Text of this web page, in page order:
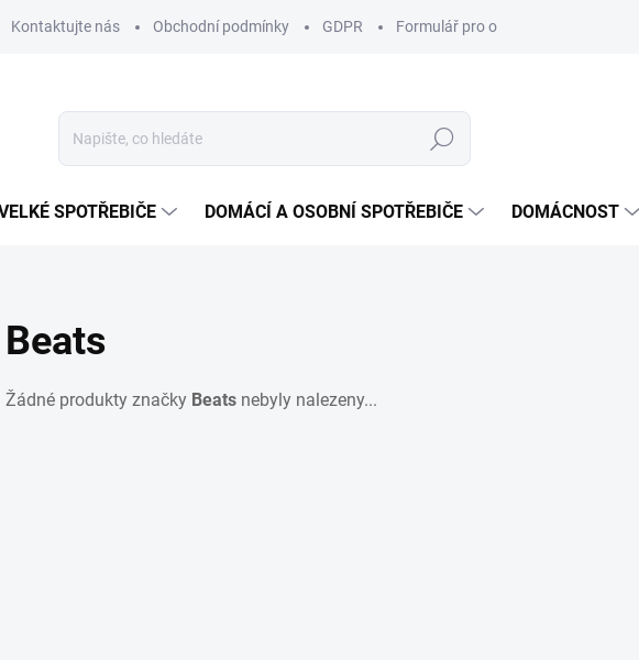
Kontaktujte nás Obchodní podmínky GDPR Formulář pro odstoupení od smlouvy
Hledat
SPOTŘEBIČE DOMÁCÍ A OSOBNÍ SPOTŘEBIČE DOMÁCNOST
Beats
Žádné produkty značky Beats nebyly nalezeny...